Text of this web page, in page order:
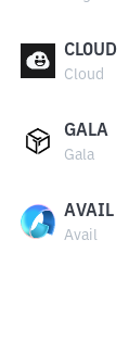
CLOUD
Cloud
GALA
Gala
AVAIL
Avail